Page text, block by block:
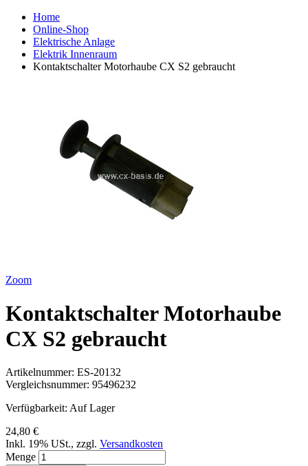
Home
Online-Shop
Elektrische Anlage
Elektrik Innenraum
Kontaktschalter Motorhaube CX S2 gebraucht
Zoom
Kontaktschalter Motorhaube
CX S2 gebraucht
Artikelnummer: ES-20132
Vergleichsnummer: 95496232
Verfügbarkeit: Auf Lager
24,80 €
Inkl. 19% USt., zzgl. Versandkosten
Menge